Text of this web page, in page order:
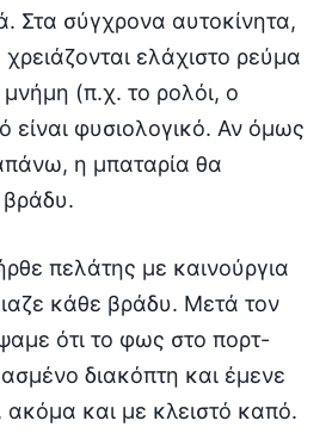
Στα σύγχρονα αυτοκίνητα,
ελάχιστο ρεύμα
(π.χ. το ρολόι, ο
είναι φυσιολογικό. Αν όμως
η μπαταρία θα
βράδυ.
πελάτης με καινούργια
κάθε βράδυ. Μετά τον
ότι το φως στο πορτ-
διακόπτη και έμενε
και με κλειστό καπό.